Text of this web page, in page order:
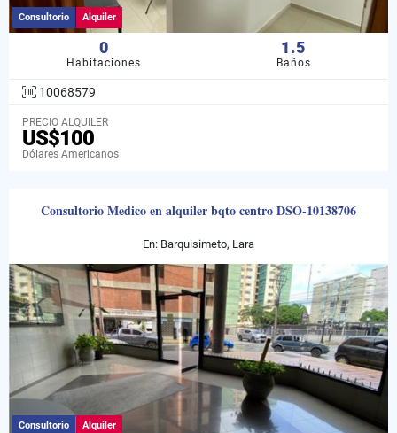
Consultorio Alquiler
0
Habitaciones
1.5
Baños
10068579
PRECIO ALQUILER
US$100
Dólares Americanos
Consultorio Medico en alquiler bqto centro DSO-10138706
En: Barquisimeto, Lara
Consultorio Alquiler